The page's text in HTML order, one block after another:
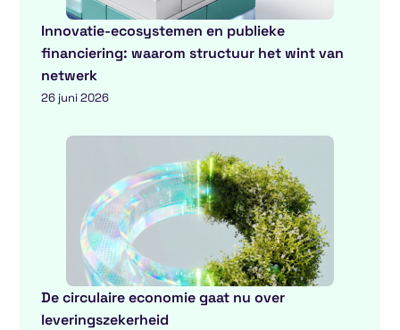
Innovatie-ecosystemen en publieke
financiering: waarom structuur het wint van
netwerk
26 juni 2026
De circulaire economie gaat nu over
leveringszekerheid